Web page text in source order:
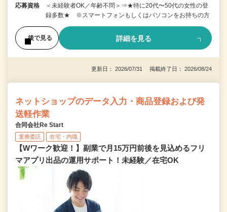
応募資格
＜未経験者OK／年齢不問＞⇒★特に20代〜50代の女性の登
録多数★ ※スマートフォンもしくはパソコンをお持ちの方
後で見る 詳細を見る
更新日： 2026/07/31 掲載終了日： 2026/08/24
ネットショップのデータ入力・商品登録および発
送軽作業
合同会社Re Start
業務委託 在宅・内職
【Wワーク歓迎！】副業で月15万円前後を見込めるフリ
マアプリ出品の運用サポート！未経験／在宅OK